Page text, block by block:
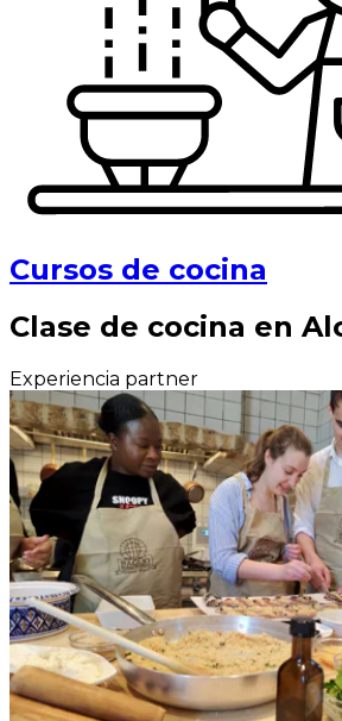
Cursos de cocina
Clase de cocina en
Experiencia partner